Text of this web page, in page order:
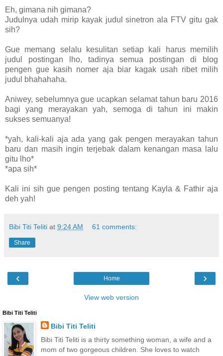
Eh, gimana nih gimana?
Judulnya udah mirip kayak judul sinetron ala FTV gitu gak
sih?
Gue memang selalu kesulitan setiap kali harus memilih
judul postingan lho, tadinya semua postingan di blog
pengen gue kasih nomer aja biar kagak usah ribet milih
judul bhahahaha.
Aniwey, sebelumnya gue ucapkan selamat tahun baru 2016
bagi yang merayakan yah, semoga di tahun ini makin
sukses semuanya!
*yah, kali-kali aja ada yang gak pengen merayakan tahun
baru dan masih ingin terjebak dalam kenangan masa lalu
gitu lho*
*apa sih*
Kali ini sih gue pengen posting tentang Kayla & Fathir aja
deh yah!
Bibi Titi Teliti at 9:24 AM 61 comments:
Share
‹ ›
Home
View web version
Bibi Titi Teliti
Bibi Titi Teliti
Bibi Titi Teliti is a thirty something woman, a wife and a
mom of two gorgeous children. She loves to watch